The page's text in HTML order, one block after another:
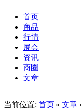
首页
商品
行情
展会
资讯
商圈
文章
当前位置: 首页 » 文章